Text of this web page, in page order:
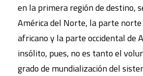
en la primera región de destino,
América del Norte, la parte
africano y la parte occidental de
insólito, pues, no es tanto el
grado de mundialización del